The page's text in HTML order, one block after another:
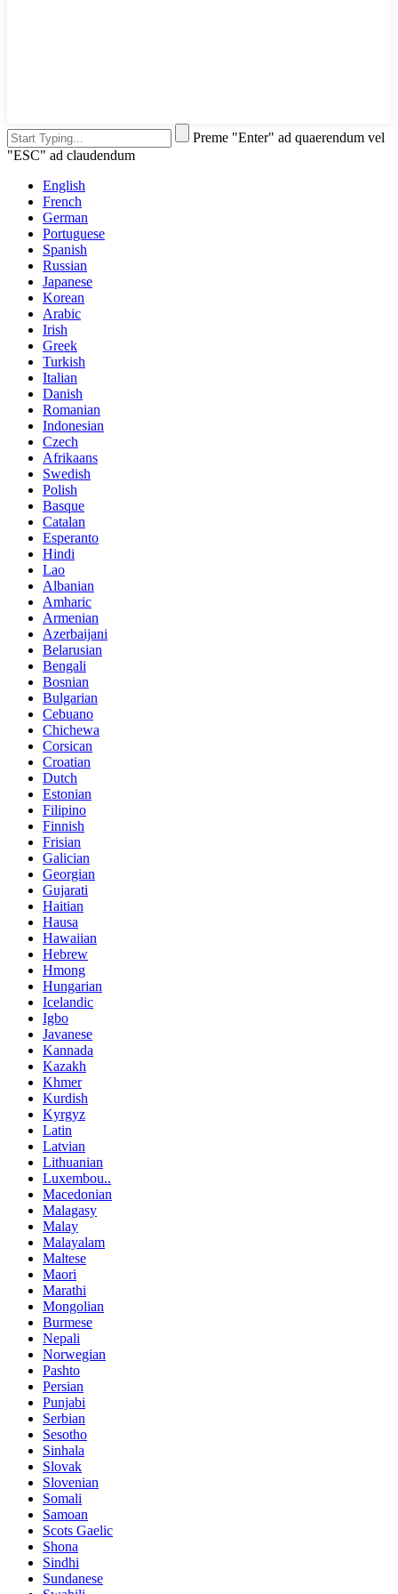
Preme "Enter" ad quaerendum vel
"ESC" ad claudendum
English
French
German
Portuguese
Spanish
Russian
Japanese
Korean
Arabic
Irish
Greek
Turkish
Italian
Danish
Romanian
Indonesian
Czech
Afrikaans
Swedish
Polish
Basque
Catalan
Esperanto
Hindi
Lao
Albanian
Amharic
Armenian
Azerbaijani
Belarusian
Bengali
Bosnian
Bulgarian
Cebuano
Chichewa
Corsican
Croatian
Dutch
Estonian
Filipino
Finnish
Frisian
Galician
Georgian
Gujarati
Haitian
Hausa
Hawaiian
Hebrew
Hmong
Hungarian
Icelandic
Igbo
Javanese
Kannada
Kazakh
Khmer
Kurdish
Kyrgyz
Latin
Latvian
Lithuanian
Luxembou..
Macedonian
Malagasy
Malay
Malayalam
Maltese
Maori
Marathi
Mongolian
Burmese
Nepali
Norwegian
Pashto
Persian
Punjabi
Serbian
Sesotho
Sinhala
Slovak
Slovenian
Somali
Samoan
Scots Gaelic
Shona
Sindhi
Sundanese